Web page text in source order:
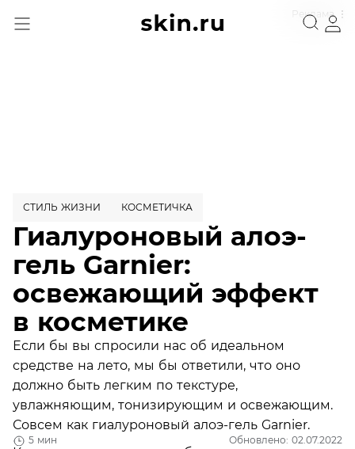
Реклама
5 мин Обновлено: 02.07.2022
СТИЛЬ ЖИЗНИ КОСМЕТИЧКА
Гиалуроновый алоэ-
гель Garnier:
освежающий эффект
в косметике
Если бы вы спросили нас об идеальном
средстве на лето, мы бы ответили, что оно
должно быть легким по текстуре,
увлажняющим, тонизирующим и освежающим.
Совсем как гиалуроновый алоэ-гель Garnier.